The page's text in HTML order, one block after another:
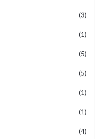
(3)
(1)
(5)
(5)
(1)
(1)
(4)